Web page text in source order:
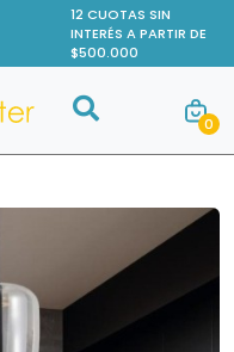
12 CUOTAS SIN
INTERÉS A PARTIR DE
$500.000
Buscar
Buscar
0